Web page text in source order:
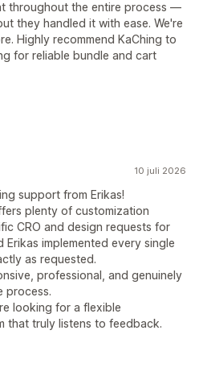
throughout the entire process —
they handled it with ease. We're
Highly recommend KaChing to
for reliable bundle and cart
10 juli 2026
support from Erikas!
plenty of customization
CRO and design requests for
implemented every single
as requested.
professional, and genuinely
process.
looking for a flexible
that truly listens to feedback.